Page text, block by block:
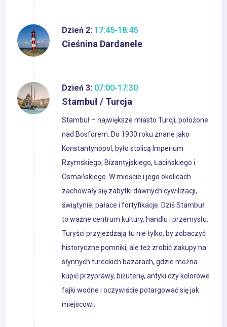
Dzień 2: 17:45-18:45
Cieśnina Dardanele
Dzień 3: 07:00-17:30
Stambuł / Turcja
Stambuł – największe miasto Turcji, położone
nad Bosforem. Do 1930 roku znane jako
Konstantynopol, było stolicą Imperium
Rzymskiego, Bizantyjskiego, Łacińskiego i
Osmańskiego. W mieście i jego okolicach
zachowały się zabytki dawnych cywilizacji,
świątynie, pałace i fortyfikacje. Dziś Stambuł
to ważne centrum kultury, handlu i przemysłu.
Turyści przyjeżdżają tu nie tylko, by zobaczyć
historyczne pomniki, ale też zrobić zakupy na
słynnych tureckich bazarach, gdzie można
kupić przyprawy, biżuterię, antyki czy kolorowe
fajki wodne i oczywiście potargować się jak
miejscowi.